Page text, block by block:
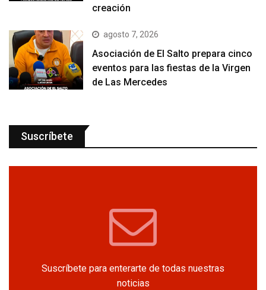
creación
agosto 7, 2026
Asociación de El Salto prepara cinco
eventos para las fiestas de la Virgen
de Las Mercedes
Suscríbete
Suscríbete para enterarte de todas nuestras
noticias